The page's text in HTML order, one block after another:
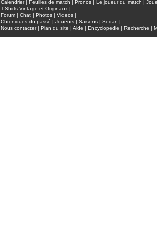
Calendrier| Feuilles de match Pronos Le joueur du match
T-Shirts Vintage et Originaux |
Forum | Chat | Photos | Videos |
Chroniques du passé | Joueurs | Saisons | Sedan |
Nous contacter| Plan du site | Aide | Encyclopedie | Recherche |